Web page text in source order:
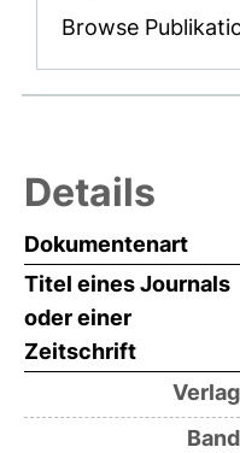
Browse
Details
Dokumentenart
Titel eines Journals
oder einer
Zeitschrift